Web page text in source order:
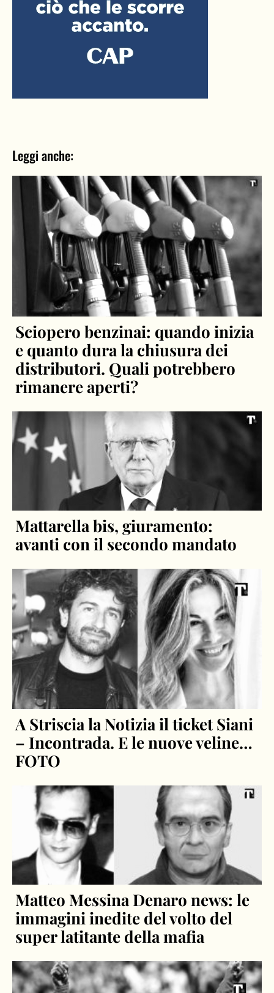
Leggi anche:
Sciopero benzinai: quando inizia
e quanto dura la chiusura dei
distributori. Quali potrebbero
rimanere aperti?
Mattarella bis, giuramento:
avanti con il secondo mandato
A Striscia la Notizia il ticket Siani
– Incontrada. E le nuove veline…
FOTO
Matteo Messina Denaro news: le
immagini inedite del volto del
super latitante della mafia